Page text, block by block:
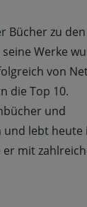
Bücher zu den
Werke
von
die Top 10.
und
und lebt heute
mit